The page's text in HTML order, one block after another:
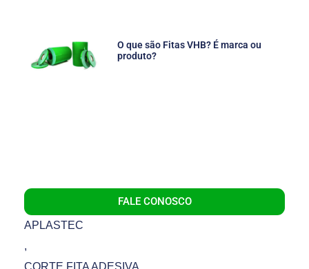
O que são Fitas VHB? É marca ou
produto?
FALE CONOSCO
APLASTEC
,